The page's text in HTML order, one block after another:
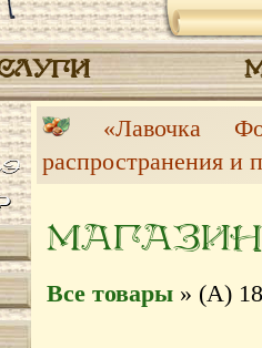
«Лавочка
распространения и
МАГАЗИН
Все товары » (А)